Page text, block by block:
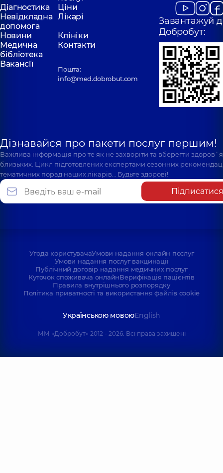
Діагностика
Ціни
Невідкладна
допомога
Лікарі
Новини
Клініки
Медична
бібліотека
Контакти
Вакансії
Пошта:
info@med.dobrobut.com
Завантажуй
Добробут:
Дізнавайся про пакети послуг першим!
Важлива інформація про те як не захворіти та вберегти
близьких. Цикл підготовлених експертами сезонних
тематичних порад наших лікарів… Будьте здорові!
Підписатися
Угода користувачаУмови надання онлайн послуг
Умови надання послуг вакцинації
Публічний договір надання медичних послуг
Куточок споживача онлайнВерифікація пацієнтів
Правила внутрішнього розпорядку
Політика приватності та використання файлів cookie
Українською мовоюEnglish
ММ «Добробут» 2012 - 2026. Всі права захищені